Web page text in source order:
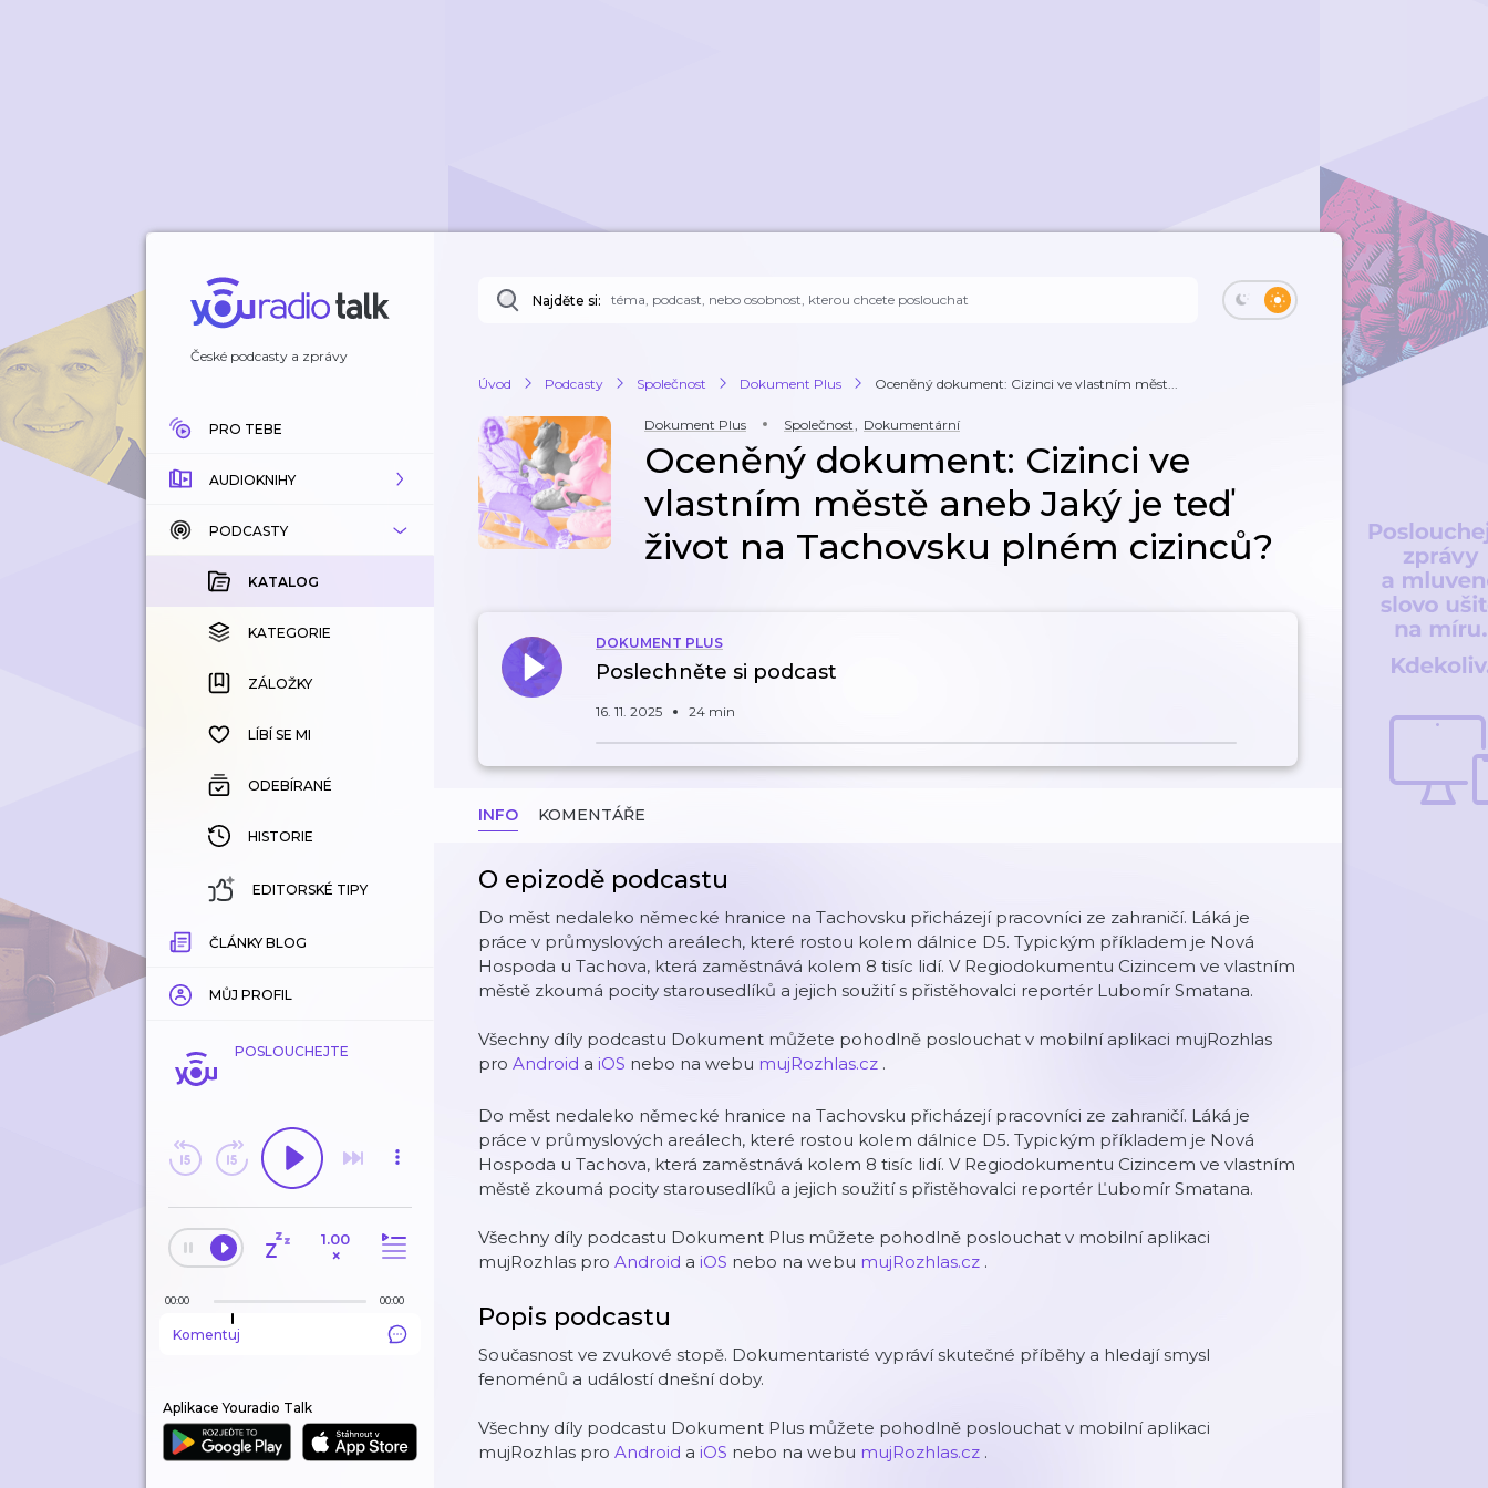
České podcasty a zprávy
PRO TEBE
AUDIOKNIHY
KATALOG
KOUPENÉ
KATEGORIE
ZÁLOŽKY
HISTORIE
PODCASTY
KATALOG
KATEGORIE
ZÁLOŽKY
LÍBÍ SE MI
ODEBÍRANÉ
HISTORIE
EDITORSKÉ TIPY
ČLÁNKY BLOG
MŮJ PROFIL
POSLOUCHEJTE
1.00
×
00:00 00:00
Komentuj
Aplikace Youradio Talk
Najděte si:
Úvod Podcasty Společnost Dokument Plus Oceněný dokument: Cizinci ve vlastním měst...
Dokument Plus Společnost, Dokumentární
Oceněný dokument: Cizinci ve
vlastním městě aneb Jaký je teď
život na Tachovsku plném cizinců?
DOKUMENT PLUS
Poslechněte si podcast
16. 11. 2025 24 min
INFO KOMENTÁŘE
O epizodě podcastu
Do měst nedaleko německé hranice na Tachovsku přicházejí pracovníci ze zahraničí. Láká je
práce v průmyslových areálech, které rostou kolem dálnice D5. Typickým příkladem je Nová
Hospoda u Tachova, která zaměstnává kolem 8 tisíc lidí. V Regiodokumentu Cizincem ve vlastním
městě zkoumá pocity starousedlíků a jejich soužití s přistěhovalci reportér Lubomír Smatana.
Všechny díly podcastu Dokument můžete pohodlně poslouchat v mobilní aplikaci mujRozhlas
pro Android a iOS nebo na webu mujRozhlas.cz .
Do měst nedaleko německé hranice na Tachovsku přicházejí pracovníci ze zahraničí. Láká je
práce v průmyslových areálech, které rostou kolem dálnice D5. Typickým příkladem je Nová
Hospoda u Tachova, která zaměstnává kolem 8 tisíc lidí. V Regiodokumentu Cizincem ve vlastním
městě zkoumá pocity starousedlíků a jejich soužití s přistěhovalci reportér Ľubomír Smatana.
Všechny díly podcastu Dokument Plus můžete pohodlně poslouchat v mobilní aplikaci
mujRozhlas pro Android a iOS nebo na webu mujRozhlas.cz .
Popis podcastu
Současnost ve zvukové stopě. Dokumentaristé vypráví skutečné příběhy a hledají smysl
fenoménů a událostí dnešní doby.
Všechny díly podcastu Dokument Plus můžete pohodlně poslouchat v mobilní aplikaci
mujRozhlas pro Android a iOS nebo na webu mujRozhlas.cz .